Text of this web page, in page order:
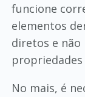
funcione
elementos
diretos e
propriedades
No mais, é